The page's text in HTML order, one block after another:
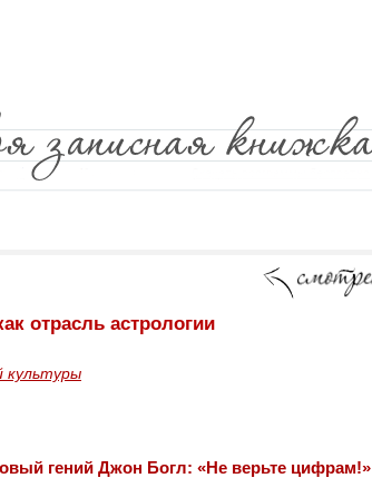
отрасль астрологии
культуры
гений Джон Богл: «Не верьте цифрам!»